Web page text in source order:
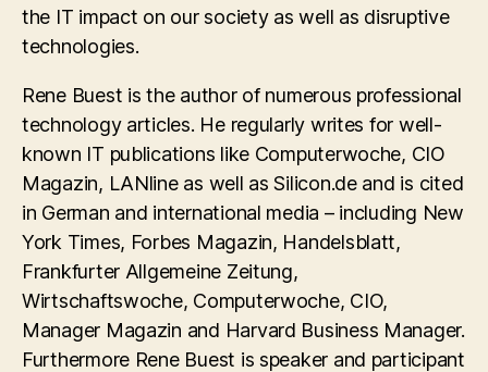
the IT impact on our society as well as disruptive
technologies.
Rene Buest is the author of numerous professional
technology articles. He regularly writes for well-
known IT publications like Computerwoche, CIO
Magazin, LANline as well as Silicon.de and is cited
in German and international media – including New
York Times, Forbes Magazin, Handelsblatt,
Frankfurter Allgemeine Zeitung,
Wirtschaftswoche, Computerwoche, CIO,
Manager Magazin and Harvard Business Manager.
Furthermore Rene Buest is speaker and participant